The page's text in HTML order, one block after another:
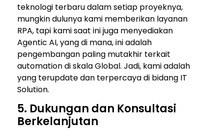
teknologi terbaru dalam setiap proyeknya,
mungkin dulunya kami memberikan layanan
RPA, tapi kami saat ini juga menyediakan
Agentic AI, yang di mana, ini adalah
pengembangan paling mutakhir terkait
automation di skala Global. Jadi, kami adalah
yang terupdate dan terpercaya di bidang IT
Solution.
5. Dukungan dan Konsultasi
Berkelanjutan